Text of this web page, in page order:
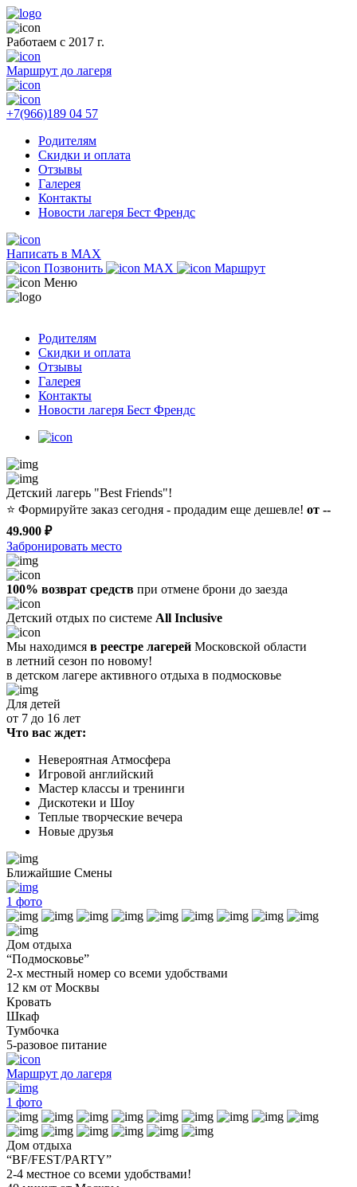
Работаем с 2017 г.
Маршрут до лагеря
+7(966)189 04 57
Родителям
Скидки и оплата
Отзывы
Галерея
Контакты
Новости лагеря Бест Френдс
Написать в MAX
Позвонить
MAX
Маршрут
Меню
Родителям
Скидки и оплата
Отзывы
Галерея
Контакты
Новости лагеря Бест Френдс
Детский лагерь "Best Friends"!
⭐️ Формируйте заказ сегодня - продадим еще дешевле! от --
49.900 ₽
Забронировать место
100% возврат средств при отмене брони до заезда
Детский отдых по системе All Inclusive
Мы находимся в реестре лагерей Московской области
в летний сезон по новому!
в детском лагере активного отдыха в подмосковье
Для детей
от 7 до 16 лет
Что вас ждет:
Невероятная Атмосфера
Игровой английский
Мастер классы и тренинги
Дискотеки и Шоу
Теплые творческие вечера
Новые друзья
Ближайшие Смены
1 фото
Дом отдыха
“Подмосковье”
2-х местный номер со всеми удобствами
12 км от Москвы
Кровать
Шкаф
Тумбочка
5-разовое питание
Маршрут до лагеря
1 фото
Дом отдыха
“BF/FEST/PARTY”
2-4 местное со всеми удобствами!